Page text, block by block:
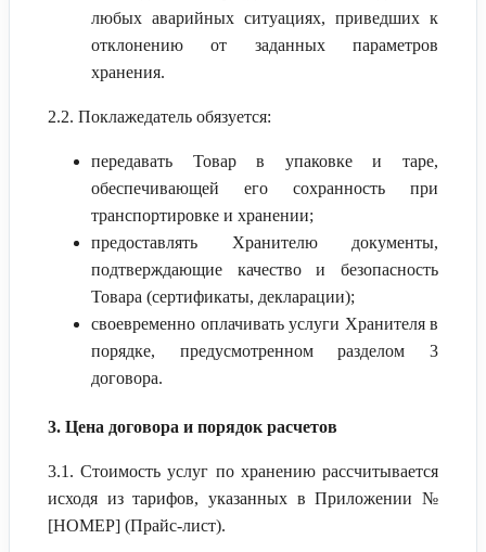
любых аварийных ситуациях, приведших к
отклонению от заданных параметров
хранения.
2.2. Поклажедатель обязуется:
передавать Товар в упаковке и таре,
обеспечивающей его сохранность при
транспортировке и хранении;
предоставлять Хранителю документы,
подтверждающие качество и безопасность
Товара (сертификаты, декларации);
своевременно оплачивать услуги Хранителя в
порядке, предусмотренном разделом 3
договора.
3. Цена договора и порядок расчетов
3.1. Стоимость услуг по хранению рассчитывается
исходя из тарифов, указанных в Приложении №
[НОМЕР] (Прайс-лист).